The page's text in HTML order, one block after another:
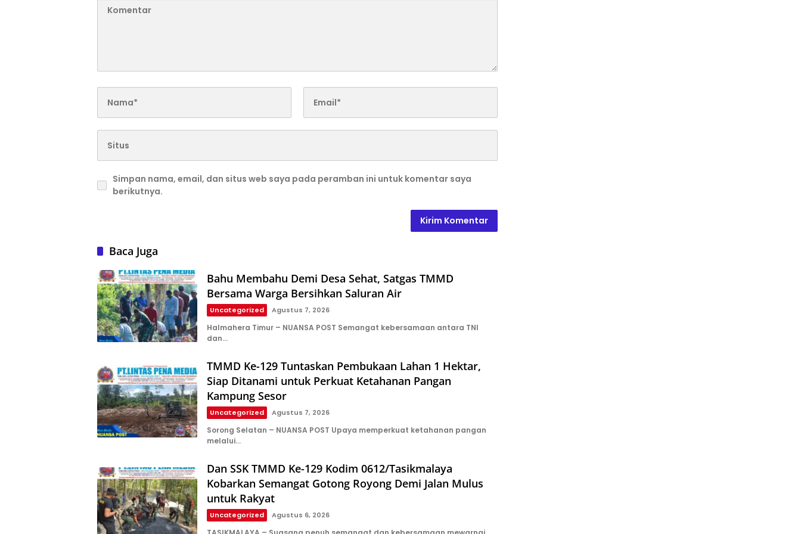
Simpan nama, email, dan situs web saya pada peramban ini untuk komentar saya
berikutnya.
Baca Juga
Bahu Membahu Demi Desa Sehat, Satgas TMMD
Bersama Warga Bersihkan Saluran Air
Uncategorized Agustus 7, 2026
Halmahera Timur – NUANSA POST Semangat kebersamaan antara TNI
dan…
TMMD Ke-129 Tuntaskan Pembukaan Lahan 1 Hektar,
Siap Ditanami untuk Perkuat Ketahanan Pangan
Kampung Sesor
Uncategorized Agustus 7, 2026
Sorong Selatan – NUANSA POST Upaya memperkuat ketahanan pangan
melalui…
Dan SSK TMMD Ke-129 Kodim 0612/Tasikmalaya
Kobarkan Semangat Gotong Royong Demi Jalan Mulus
untuk Rakyat
Uncategorized Agustus 6, 2026